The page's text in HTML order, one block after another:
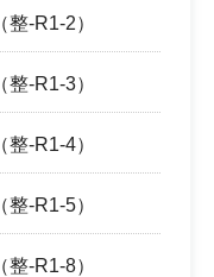
-R1-2）
-R1-3）
-R1-4）
-R1-5）
-R1-8）